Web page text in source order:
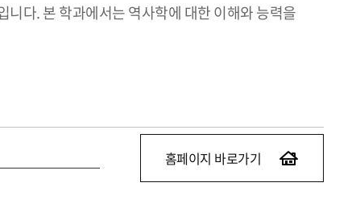
다. 본 학과에서는 역사학에 대한 이해와 능력을
홈페이지 바로가기